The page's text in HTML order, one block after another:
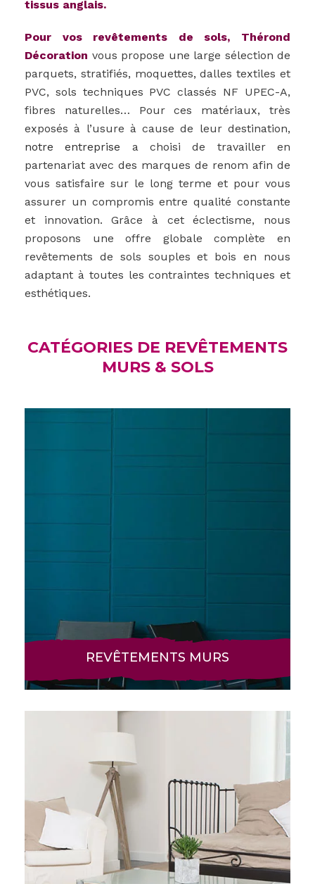
tissus anglais.
Pour vos revêtements de sols, Thérond
Décoration vous propose une large sélection de
parquets, stratifiés, moquettes, dalles textiles et
PVC, sols techniques PVC classés NF UPEC-A,
fibres naturelles… Pour ces matériaux, très
exposés à l’usure à cause de leur destination,
notre entreprise a choisi de travailler en
partenariat avec des marques de renom afin de
vous satisfaire sur le long terme et pour vous
assurer un compromis entre qualité constante
et innovation. Grâce à cet éclectisme, nous
proposons une offre globale complète en
revêtements de sols souples et bois en nous
adaptant à toutes les contraintes techniques et
esthétiques.
CATÉGORIES DE REVÊTEMENTS
MURS & SOLS
REVÊTEMENTS MURS